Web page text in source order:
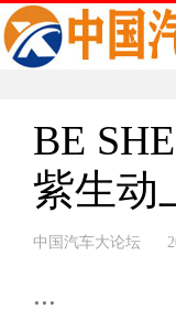
BE
紫生动
中国汽车大论坛
...